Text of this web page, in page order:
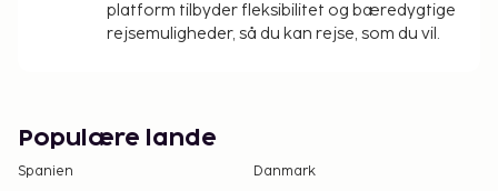
platform tilbyder fleksibilitet og bæredygtige
rejsemuligheder, så du kan rejse, som du vil.
Populære lande
Spanien
Danmark